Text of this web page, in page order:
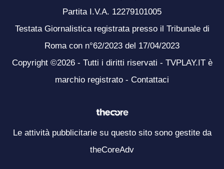
Partita I.V.A. 12279101005
Testata Giornalistica registrata presso il Tribunale di
Roma con n°62/2023 del 17/04/2023
Copyright ©2026 - Tutti i diritti riservati - TVPLAY.IT è
marchio registrato - Contattaci
Le attività pubblicitarie su questo sito sono gestite da
theCoreAdv